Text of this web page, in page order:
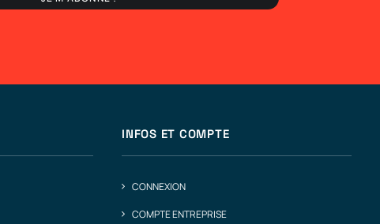
INFOS ET COMPTE
CONNEXION
COMPTE ENTREPRISE